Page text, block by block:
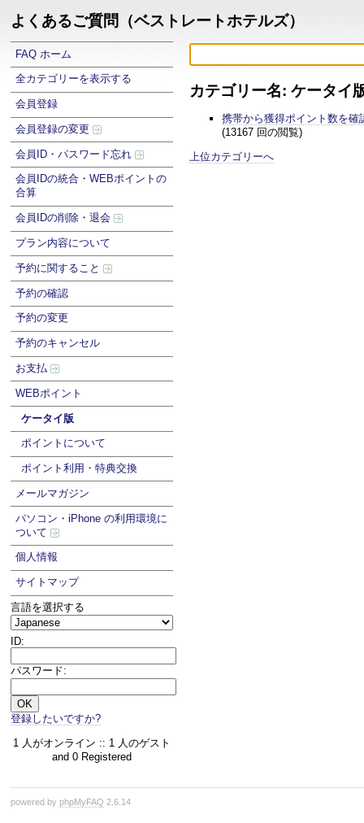
よくあるご質問（ベストレートホテルズ）
FAQ ホーム
全カテゴリーを表示する
会員登録
会員登録の変更
会員ID・パスワード忘れ
会員IDの統合・WEBポイントの
合算
会員IDの削除・退会
プラン内容について
予約に関すること
予約の確認
予約の変更
予約のキャンセル
お支払
WEBポイント
ケータイ版
ポイントについて
ポイント利用・特典交換
メールマガジン
パソコン・iPhone の利用環境に
ついて
個人情報
サイトマップ
言語を選択する
ID:
パスワード:
登録したいですか?
1 人がオンライン :: 1 人のゲスト
and 0 Registered
カテゴリー名: ケータイ
携帯から獲得ポイント数を確
(13167 回の閲覧)
上位カテゴリーへ
powered by phpMyFAQ 2.6.14